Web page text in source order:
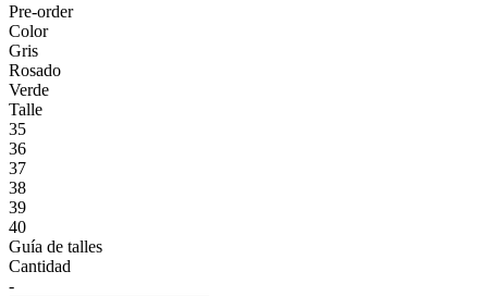
Pre-order
Color
Gris
Rosado
Verde
Talle
35
36
37
38
39
40
Guía de talles
Cantidad
-